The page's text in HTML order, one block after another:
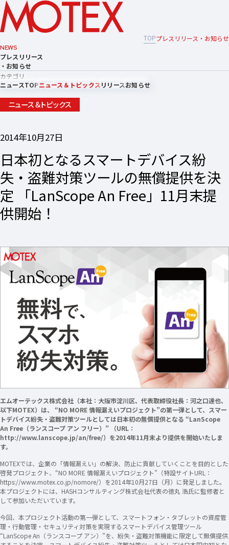
TOPプレスリリース・お知らせ
NEWS
プレスリリース
・お知らせ
カテゴリ
ニュースTOPニュース＆トピックスリリースお知らせ
ニュース＆トピックス
2014年10月27日
日本初となるスマートデバイス紛
失・盗難対策ツールの無償提供を決
定 「LanScope An Free」11月末提
供開始！
エムオーテックス株式会社（本社：大阪市淀川区、代表取締役社長：河之口達也、
以下MOTEX）は、 “NO MORE 情報漏えいプロジェクト”の第一弾として、スマー
トデバイス紛失・盗難対策ツールとしては日本初の無償提供となる “LanScope
An Free（ランスコープ アン フリー）” （URL：
http://www.lanscope.jp/an/free/）を2014年11月末より提供を開始いたしま
す。
MOTEXでは、企業の「情報漏えい」の解決、防止に貢献していくことを目的とした
啓発プロジェクト、“NO MORE 情報漏えいプロジェクト”（特設サイトURL：
https://www.motex.co.jp/nomore/）を2014年10月27日（月）に発足しました。
本プロジェクトには、HASHコンサルティング株式会社代表の徳丸 浩氏に監修者と
して参加いただいています。
今回、本プロジェクト活動の第一弾として、スマートフォン・タブレットの資産管
理・行動管理・セキュリティ対策を実現するスマートデバイス管理ツール
“LanScope An（ランスコープ アン）”を、紛失・盗難対策機能に限定して無償提供